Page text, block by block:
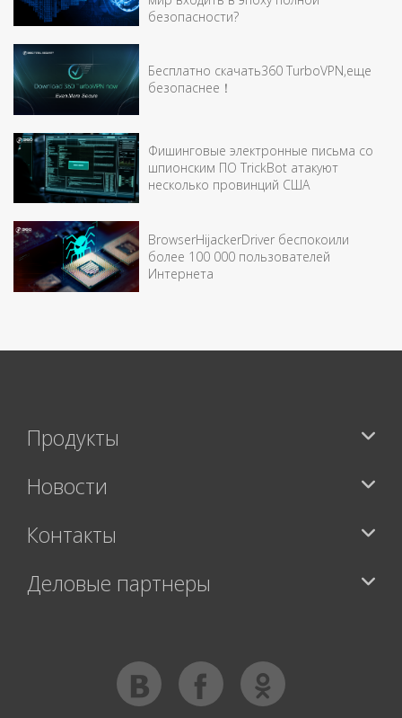
безопасности?
Бесплатно скачать360 TurboVPN,еще
безопаснее！
Фишинговые электронные письма со
шпионским ПО TrickBot атакуют
несколько провинций США
BrowserHijackerDriver беспокоили
более 100 000 пользователей
Интернета
Продукты
Новости
Контакты
Деловые партнеры